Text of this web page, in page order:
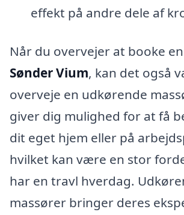
effekt på andre dele af
Når du overvejer at booke en
Sønder Vium, kan det også
overveje en udkørende
giver dig mulighed for at få
dit eget hjem eller på
hvilket kan være en stor
har en travl hverdag.
massører bringer deres